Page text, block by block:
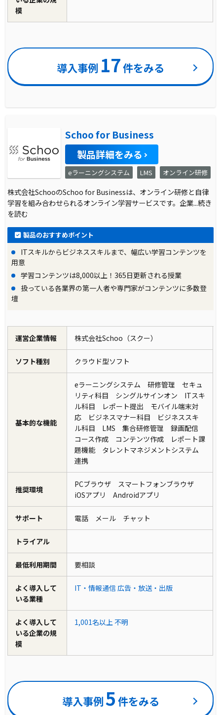
模
導入事例 17件をみる
Schoo for Business
製品詳細をみる
eラーニングシステム LMS オンライン研修
株式会社SchooのSchoo for Businessは、オンライン研修と自律
学習を組み合わせられるオンライン学習サービスです。企業...続き
を読む
製品のおすすめポイント
ITスキルからビジネススキルまで、幅広い学習コンテンツを
用意
学習コンテンツは8,000以上！365日更新される授業
扱っている各業界の第一人者や専門家がコンテンツに多数登
壇
運営企業情報 株式会社Schoo（スクー）
ソフト種別 クラウド型ソフト
基本的な機能
eラーニングシステム 研修管理 セキュ
リティ科目 シングルサインオン ITスキ
ル科目 レポート提出 モバイル端末対
応 ビジネスマナー科目 ビジネススキ
ル科目 LMS 集合研修管理 録画配信
コース作成 コンテンツ作成 レポート課
題機能 タレントマネジメントシステム
連携
推奨環境
PCブラウザ スマートフォンブラウザ
iOSアプリ Androidアプリ
サポート 電話 メール チャット
トライアル
最低利用期間 要相談
よく導入して
いる業種
IT・情報通信 広告・放送・出版
よく導入して
いる企業の規
模
1,001名以上不明
導入事例5 件をみる